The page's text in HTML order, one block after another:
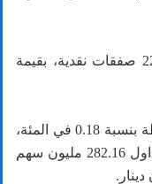
وتم تداول 459.9 مليون سهم عبر 22606 صفقات نقدية، بقيمة
وارتفع مؤشر السوق الرئيسي 12.28 نقطة بنسبة 0.18 في المئة،
ليبلغ مستوى 7014.29 نقطة من خلال تداول 282.16 مليون سهم